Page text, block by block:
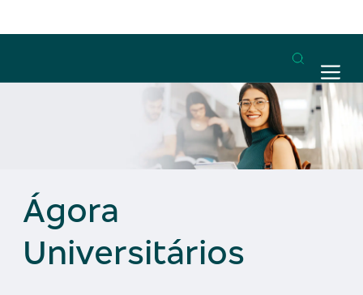
Ágora
Universitários